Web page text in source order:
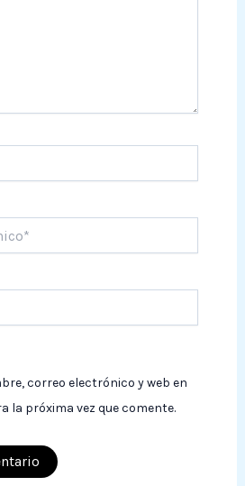
correo electrónico y web en
la próxima vez que comente.